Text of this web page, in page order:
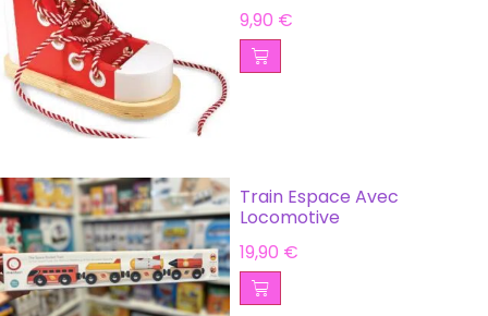
9,90 €
Train Espace Avec
Locomotive
19,90 €